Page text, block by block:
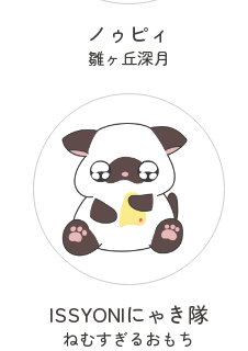
ノゥピィ
雛ヶ丘深月
ISSYONIにゃき隊
ねむすぎるおもち